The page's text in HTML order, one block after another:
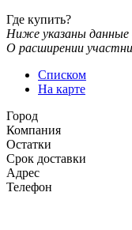
Где купить?
Ниже указаны данные
О расширении
Списком
На карте
Город
Компания
Остатки
Срок доставки
Адрес
Телефон